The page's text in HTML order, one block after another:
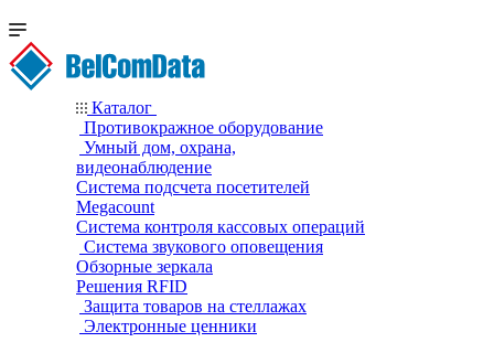
Каталог
Противокражное оборудование
Умный дом, охрана,
видеонаблюдение
Система подсчета посетителей
Megacount
Система контроля кассовых операций
Система звукового оповещения
Обзорные зеркала
Решения RFID
Защита товаров на стеллажах
Электронные ценники